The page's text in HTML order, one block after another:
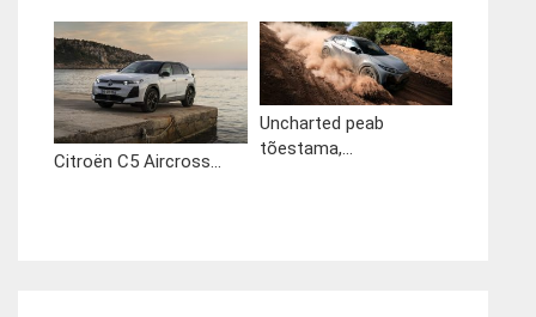
Citroën C5 Aircross...
Uncharted peab
tõestama,...